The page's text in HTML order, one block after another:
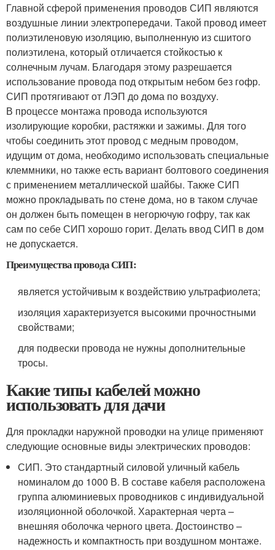
Главной сферой применения проводов СИП являются
воздушные линии электропередачи. Такой провод имеет
полиэтиленовую изоляцию, выполненную из сшитого
полиэтилена, который отличается стойкостью к
солнечным лучам. Благодаря этому разрешается
использование провода под открытым небом без гофр.
СИП протягивают от ЛЭП до дома по воздуху.
В процессе монтажа провода используются
изолирующие коробки, растяжки и зажимы. Для того
чтобы соединить этот провод с медным проводом,
идущим от дома, необходимо использовать специальные
клеммники, но также есть вариант болтового соединения
с применением металлической шайбы. Также СИП
можно прокладывать по стене дома, но в таком случае
он должен быть помещен в негорючую гофру, так как
сам по себе СИП хорошо горит. Делать ввод СИП в дом
не допускается.
Преимущества провода СИП:
является устойчивым к воздействию ультрафиолета;
изоляция характеризуется высокими прочностными
свойствами;
для подвески провода не нужны дополнительные
тросы.
Какие типы кабелей можно
использовать для дачи
Для прокладки наружной проводки на улице применяют
следующие основные виды электрических проводов:
СИП. Это стандартный силовой уличный кабель
номиналом до 1000 В. В составе кабеля расположена
группа алюминиевых проводников с индивидуальной
изоляционной оболочкой. Характерная черта –
внешняя оболочка черного цвета. Достоинство –
надежность и компактность при воздушном монтаже.